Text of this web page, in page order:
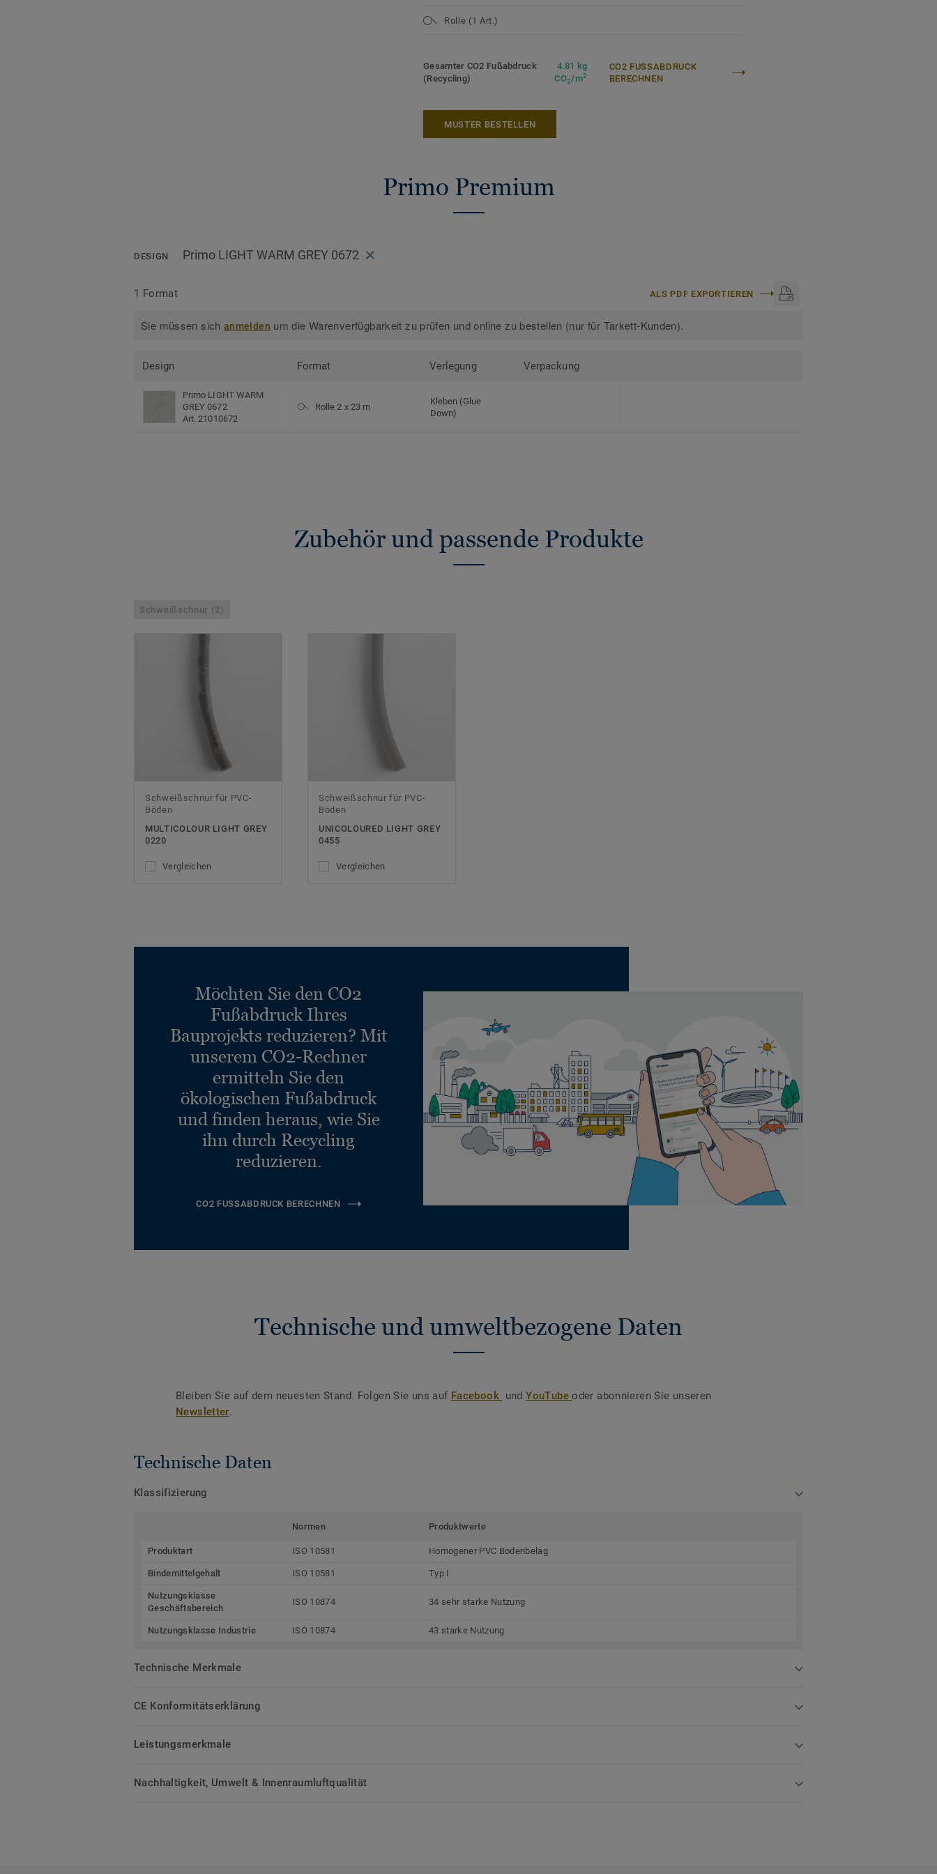
Rolle (1 Art.)
Gesamter CO2 Fußabdruck
(Recycling)
4.81 kg
CO2/m2
CO2 FUSSABDRUCK B
ERECHNEN
MUSTER BESTELLEN
Primo Premium
DESIGN Primo LIGHT WARM GREY 0672
1 Format ALS PDF EXPORTIEREN
Sie müssen sichanmelden um die Warenverfügbarkeit zu prüfen und online zu bestellen (nur für Tarkett-Kunden).
Design Format Verlegung Verpackung
Primo LIGHT WARM
GREY 0672
Art. 21010672
Rolle 2 x 23 m
Kleben (Glue
Down)
Zubehör und passende Produkte
Schweißschnur (2)
Schweißschnur für PVC-
Böden
MULTICOLOUR LIGHT GREY
0220
Vergleichen
Schweißschnur für PVC-
Böden
UNICOLOURED LIGHT GREY
0455
Vergleichen
Möchten Sie den CO2
Fußabdruck Ihres
Bauprojekts reduzieren? Mit
unserem CO2-Rechner
ermitteln Sie den
ökologischen Fußabdruck
und finden heraus, wie Sie
ihn durch Recycling
reduzieren.
CO2 FUSSABDRUCK BERECHNEN
Technische und umweltbezogene Daten
Bleiben Sie auf dem neuesten Stand. Folgen Sie uns auf Facebook undYouTubeoder abonnieren Sie unseren
Newsletter.
Technische Daten
Klassifizierung
Normen Produktwerte
Produktart ISO 10581 Homogener PVC Bodenbelag
Bindemittelgehalt ISO 10581 Typ I
Nutzungsklasse
Geschäftsbereich
ISO 10874 34 sehr starke Nutzung
Nutzungsklasse Industrie ISO 10874 43 starke Nutzung
Technische Merkmale
CE Konformitätserklärung
Leistungsmerkmale
Nachhaltigkeit, Umwelt & Innenraumluftqualität